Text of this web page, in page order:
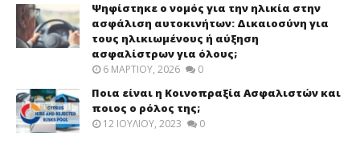
Ψηφίστηκε ο νομός για την ηλικία στην
ασφάλιση αυτοκινήτων: Δικαιοσύνη για
τους ηλικιωμένους ή αύξηση
ασφαλίστρων για όλους;
6 ΜΑΡΤΊΟΥ, 2026 0
Ποια είναι η Κοινοπραξία Ασφαλιστών και
ποιος ο ρόλος της;
12 ΙΟΥΛΊΟΥ, 2023 0